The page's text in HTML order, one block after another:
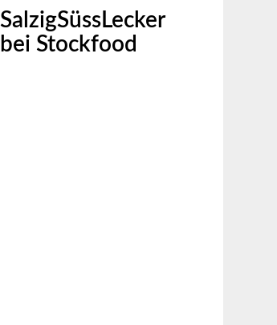
SalzigSüssLecker
bei Stockfood